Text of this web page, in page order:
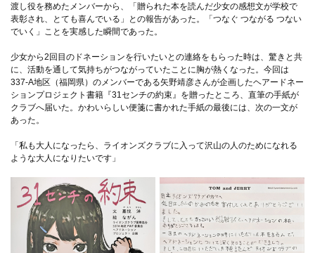
渡し役を務めたメンバーから、「贈られた本を読んだ少女の感想文が学校で
表彰され、とても喜んでいる」との報告があった。「つなぐ つながる つない
でいく」ことを実感した瞬間であった。
少女から2回目のドネーションを行いたいとの連絡をもらった時は、驚きと共
に、活動を通して気持ちがつながっていたことに胸が熱くなった。今回は
337-A地区（福岡県）のメンバーである矢野靖彦さんが企画したヘアードネー
ションプロジェクト書籍『31センチの約束』を贈ったところ、直筆の手紙が
クラブへ届いた。かわいらしい便箋に書かれた手紙の最後には、次の一文が
あった。
「私も大人になったら、ライオンズクラブに入って沢山の人のためになれる
ような大人になりたいです」